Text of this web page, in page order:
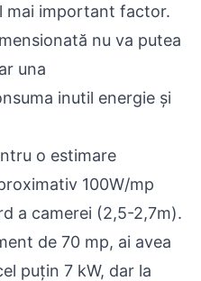
mai important factor.
nu va putea
una
inutil energie și
o estimare
100W/mp
a camerei (2,5-2,7m).
de 70 mp, ai avea
puțin 7 kW, dar la